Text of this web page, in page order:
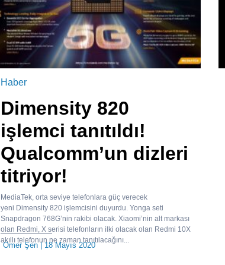
Haber
Dimensity 820
işlemci tanıtıldı!
Qualcomm’un dizleri
titriyor!
MediaTek, orta seviye telefonlara güç verecek
yeni Dimensity 820 işlemcisini duyurdu. Yonga seti
Snapdragon 768G’nin rakibi olacak. Xiaomi’nin alt markası
olan Redmi, X serisi telefonların ilki olacak olan Redmi 10X
akıllı telefonun ne zaman tanıtılacağını...
Ömer Şen| 18 Mayıs 2020